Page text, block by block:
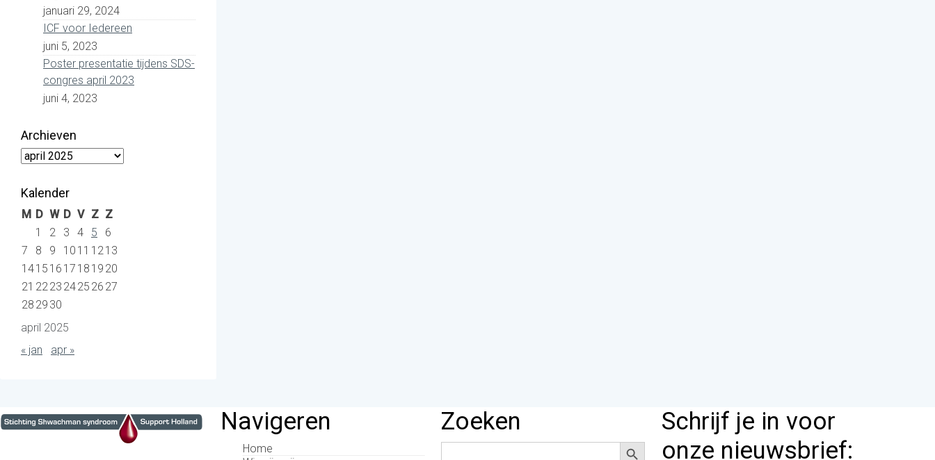
januari 29, 2024
ICF voor Iedereen
juni 5, 2023
Poster presentatie tijdens SDS-
congres april 2023
juni 4, 2023
Archieven
Archieven
Kalender
april 2025
M D W D V Z Z
1
2 3 4 5
6
7
8 9 10 11 12 13
1415 16 17 18 19 20
21 22 23 2425 26 27
28 29 30
« jan apr »
Navigeren
Home
Zoeken
Zoek
Zoekknop
Schrijf je in voor
onze nieuwsbrief: